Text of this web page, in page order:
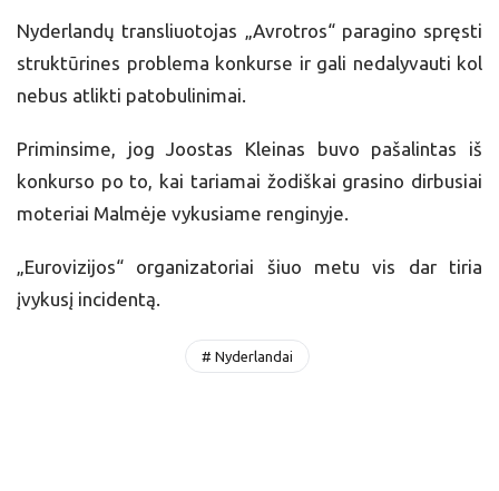
Nyderlandų transliuotojas „Avrotros“ paragino spręsti
struktūrines problema konkurse ir gali nedalyvauti kol
nebus atlikti patobulinimai.
Priminsime, jog Joostas Kleinas buvo pašalintas iš
konkurso po to, kai tariamai žodiškai grasino dirbusiai
moteriai Malmėje vykusiame renginyje.
„Eurovizijos“ organizatoriai šiuo metu vis dar tiria
įvykusį incidentą.
# Nyderlandai